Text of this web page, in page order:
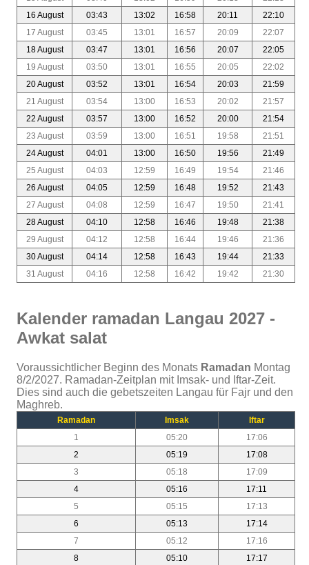
16 August
03:43 13:02 16:58 20:11
22:10
17 August
03:45 13:01 16:57 20:09
22:07
18 August
03:47 13:01 16:56 20:07
22:05
19 August
03:50 13:01 16:55 20:05
22:02
20 August
03:52 13:01 16:54 20:03
21:59
21 August
03:54 13:00 16:53 20:02
21:57
22 August
03:57 13:00 16:52 20:00
21:54
23 August
03:59 13:00 16:51 19:58
21:51
24 August
04:01 13:00 16:50 19:56
21:49
25 August
04:03 12:59 16:49 19:54
21:46
26 August
04:05 12:59 16:48 19:52
21:43
27 August
04:08 12:59 16:47 19:50
21:41
28 August
04:10 12:58 16:46 19:48
21:38
29 August
04:12 12:58 16:44 19:46
21:36
30 August
04:14 12:58 16:43 19:44
21:33
31 August
04:16 12:58 16:42 19:42 21:30
Kalender ramadan Langau 2027 -
Awkat salat
Voraussichtlicher Beginn des Monats Ramadan Montag
8/2/2027. Ramadan-Zeitplan mit Imsak- und Iftar-Zeit.
Dies sind auch die gebetszeiten Langau für Fajr und den
Maghreb.
Ramadan Imsak
Iftar
1
05:20
17:06
2
05:19
17:08
3
05:18
17:09
4
05:16
17:11
5
05:15
17:13
6
05:13
17:14
7
05:12
17:16
8
05:10
17:17